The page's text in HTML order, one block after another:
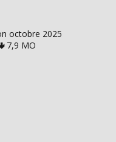
octobre 2025
7,9 MO